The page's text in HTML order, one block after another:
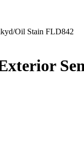
Oil Stain FLD842